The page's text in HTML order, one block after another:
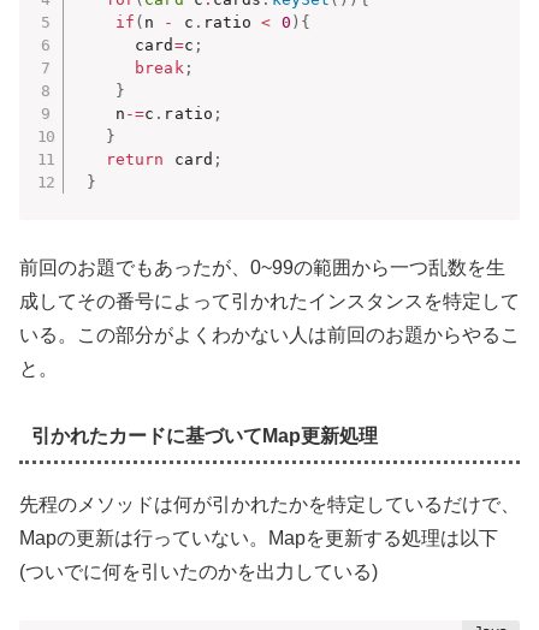
if ( n - c . ratio < 0 ) {
      card
=c ;
break ;
}
    n
-=c . ratio ;
}
return card ;
}
前回のお題でもあったが、0~99の範囲から一つ乱数を生
成してその番号によって引かれたインスタンスを特定して
いる。この部分がよくわかない人は前回のお題からやるこ
と。
引かれたカードに基づいてMap更新処理
先程のメソッドは何が引かれたかを特定しているだけで、
Mapの更新は行っていない。Mapを更新する処理は以下
(ついでに何を引いたのかを出力している)